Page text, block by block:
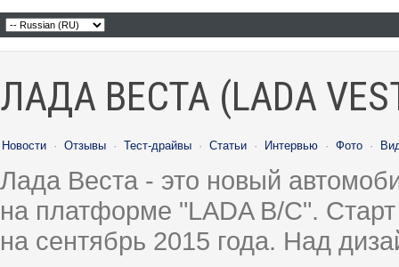
ЛАДА ВЕСТА (LADA
Новости · Отзывы · Тест-драйвы · Статьи · Интервью · Фото ·
Лада Веста - это новый
на платформе "LADA B/C".
на сентябрь 2015 года. Над